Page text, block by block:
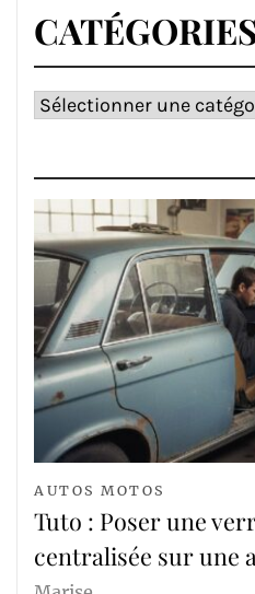
Catégories
AUTOS MOTOS
Tuto : Poser une
centralisée sur une